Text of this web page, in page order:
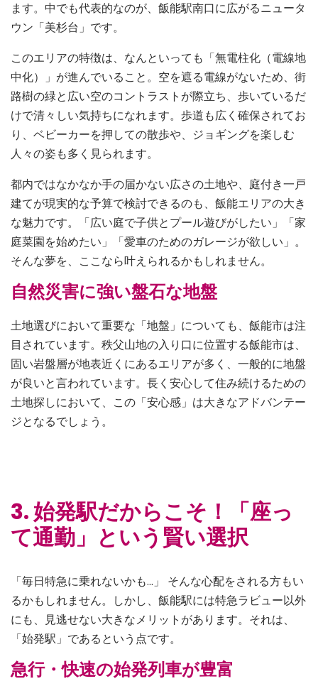
ます。中でも代表的なのが、飯能駅南口に広がるニュータ
ウン「美杉台」です。
このエリアの特徴は、なんといっても「無電柱化（電線地
中化）」が進んでいること。空を遮る電線がないため、街
路樹の緑と広い空のコントラストが際立ち、歩いているだ
けで清々しい気持ちになれます。歩道も広く確保されてお
り、ベビーカーを押しての散歩や、ジョギングを楽しむ
人々の姿も多く見られます。
都内ではなかなか手の届かない広さの土地や、庭付き一戸
建てが現実的な予算で検討できるのも、飯能エリアの大き
な魅力です。「広い庭で子供とプール遊びがしたい」「家
庭菜園を始めたい」「愛車のためのガレージが欲しい」。
そんな夢を、ここなら叶えられるかもしれません。
自然災害に強い盤石な地盤
土地選びにおいて重要な「地盤」についても、飯能市は注
目されています。秩父山地の入り口に位置する飯能市は、
固い岩盤層が地表近くにあるエリアが多く、一般的に地盤
が良いと言われています。長く安心して住み続けるための
土地探しにおいて、この「安心感」は大きなアドバンテー
ジとなるでしょう。
3. 始発駅だからこそ！「座っ
て通勤」という賢い選択
「毎日特急に乗れないかも…」 そんな心配をされる方もい
るかもしれません。しかし、飯能駅には特急ラビュー以外
にも、見逃せない大きなメリットがあります。それは、
「始発駅」であるという点です。
急行・快速の始発列車が豊富